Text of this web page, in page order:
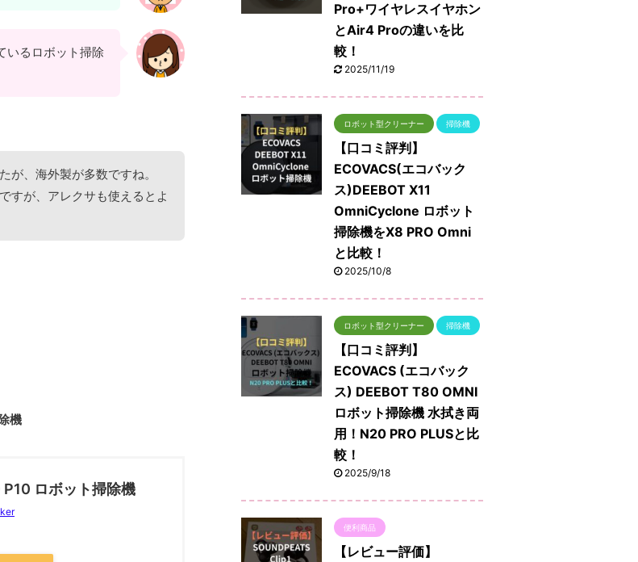
いるロボット掃除
が、海外製が多数ですね。
すが、アレクサも使えるとよ
機
P10 ロボット掃除機
Pro+ワイヤレスイヤホン
とAir4 Proの違いを比
較！
2025/11/19
ロボット型クリーナー 掃除機
【口コミ評判】
ECOVACS(エコバック
ス)DEEBOT X11
OmniCyclone ロボット
掃除機をX8 PRO Omni
と比較！
2025/10/8
ロボット型クリーナー 掃除機
【口コミ評判】
ECOVACS (エコバック
ス) DEEBOT T80 OMNI
ロボット掃除機 水拭き両
用！N20 PRO PLUSと比
較！
2025/9/18
便利商品
【レビュー評価】